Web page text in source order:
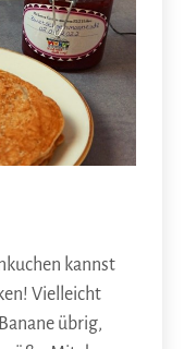
kannst
Vielleicht
übrig,